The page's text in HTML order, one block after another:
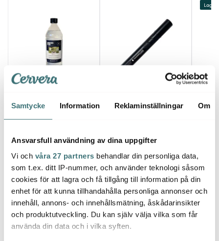
Samtycke Information Reklaminställningar Om
Ansvarsfull användning av dina uppgifter
Vi och våra 27 partners behandlar din personliga data,
som t.ex. ditt IP-nummer, och använder teknologi såsom
cookies för att lagra och få tillgång till information på din
enhet för att kunna tillhandahålla personliga annonser och
innehåll, annons- och innehållsmätning, åskådarinsikter
och produktutveckling. Du kan själv välja vilka som får
använda din data och i vilka syften.
TenderFuel Lampolja 1 L
I lager
Pen torch tändare 15,5
I lager
Rosie
Låt dig inspireras av våra kunder